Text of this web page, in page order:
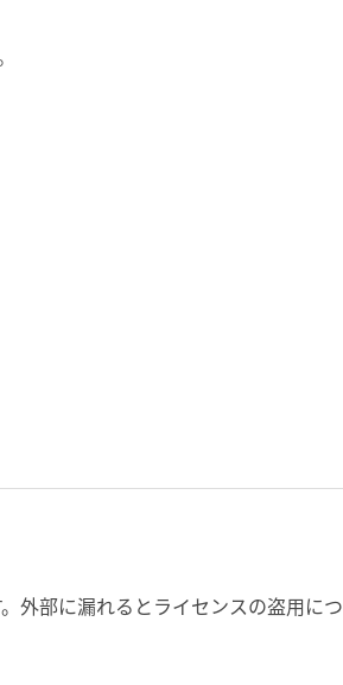
外部に漏れるとライセンスの盗用につ